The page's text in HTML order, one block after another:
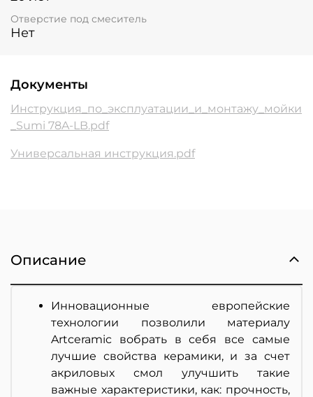
Отверстие под смеситель
Нет
Документы
Инструкция_по_эксплуатации_и_монтажу_мойки
_Sumi 78A-LB.pdf
Универсальная инструкция.pdf
Описание
Инновационные европейские
технологии позволили материалу
Artceramic вобрать в себя все самые
лучшие свойства керамики, и за счет
акриловых смол улучшить такие
важные характеристики, как: прочность,